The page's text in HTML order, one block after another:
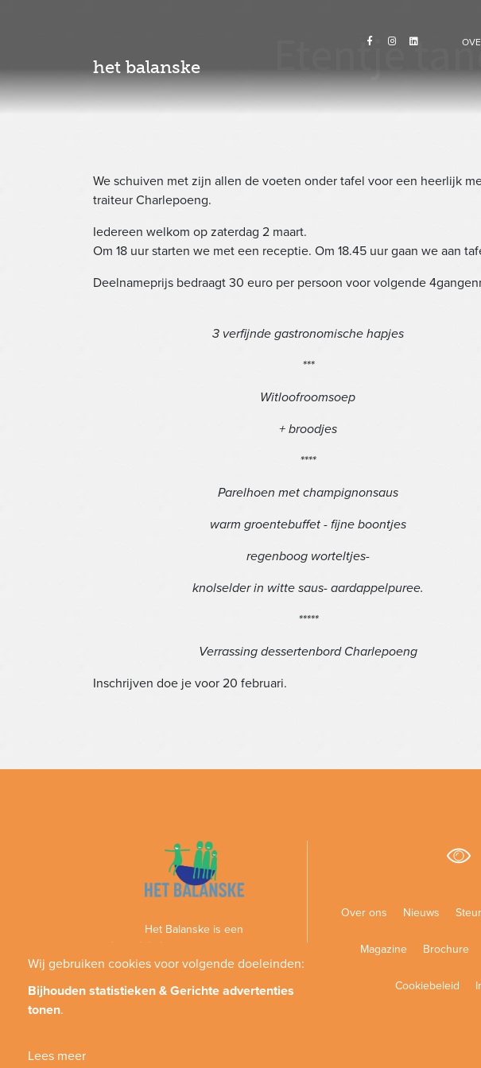
het balanske Etentje
We schuiven met zijn allen de voeten onder tafel voor een heerlijk
traiteur Charlepoeng.
Iedereen welkom op zaterdag 2 maart.
Om 18 uur starten we met een receptie. Om 18.45 uur gaan we aan
Deelnameprijs bedraagt 30 euro per persoon voor volgende
3 verfijnde gastronomische hapjes
***
Witloofroomsoep
+ broodjes
****
Parelhoen met champignonsaus
warm groentebuffet - fijne boontjes
regenboog worteltjes-
knolselder in witte saus- aardappelpuree.
*****
Verrassing dessertenbord Charlepoeng
Inschrijven doe je voor 20 februari.
Het Balanske is een
gezinsactiviteitencentrum voor personen
met een handicap en hun gezin
Over ons Nieuws
Magazine Brochure
Cookiebeleid
Wij gebruiken cookies voor volgende doeleinden:
Bijhouden statistieken & Gerichte advertenties
tonen.
Lees meer